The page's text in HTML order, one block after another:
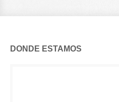
TABLÓN
DONDE ESTAMOS